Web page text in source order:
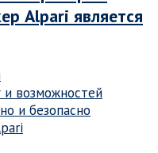
Alpari является